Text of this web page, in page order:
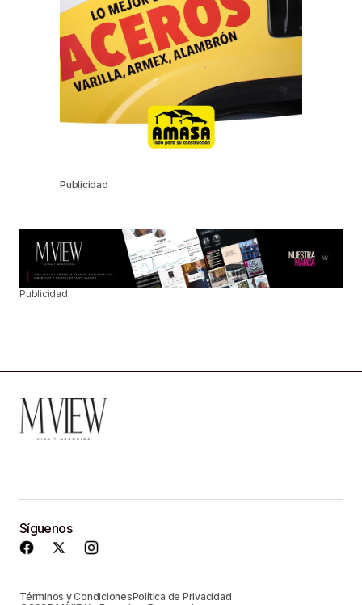
Publicidad
Publicidad
Síguenos
Términos y CondicionesPolítica de Privacidad